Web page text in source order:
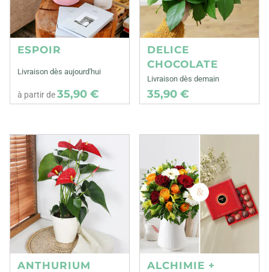
ESPOIR
Livraison dès aujourd'hui
à partir de35,90 €
DELICE
CHOCOLATE
Livraison dès demain
35,90 €
ANTHURIUM
ALCHIMIE +